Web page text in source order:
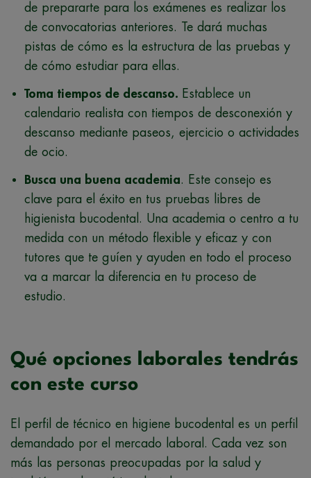
de prepararte para los exámenes es realizar los
de convocatorias anteriores. Te dará muchas
pistas de cómo es la estructura de las pruebas y
de cómo estudiar para ellas.
Toma tiempos de descanso. Establece un
calendario realista con tiempos de desconexión y
descanso mediante paseos, ejercicio o actividades
de ocio.
Busca una buena academia. Este consejo es
clave para el éxito en tus pruebas libres de
higienista bucodental. Una academia o centro a tu
medida con un método flexible y eficaz y con
tutores que te guíen y ayuden en todo el proceso
va a marcar la diferencia en tu proceso de
estudio.
Qué opciones laborales tendrás
con este curso
El perfil de técnico en higiene bucodental es un perfil
demandado por el mercado laboral. Cada vez son
más las personas preocupadas por la salud y